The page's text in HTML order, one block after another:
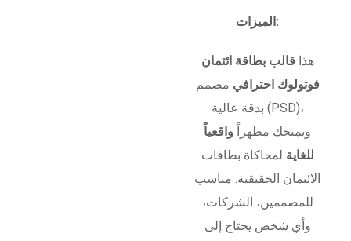
الميزات:
هذا قالب بطاقة ائتمان
فوتولوك احترافي مصمم
بدقة عالية (PSD)،
ويمنحك مظهراً واقعياً
للغاية لمحاكاة بطاقات
الائتمان الحقيقية. مناسب
للمصممين، الشركات،
وأي شخص يحتاج إلى